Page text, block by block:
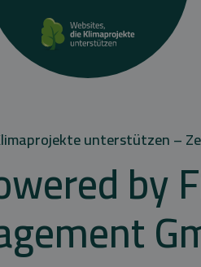
unterstützen –
by